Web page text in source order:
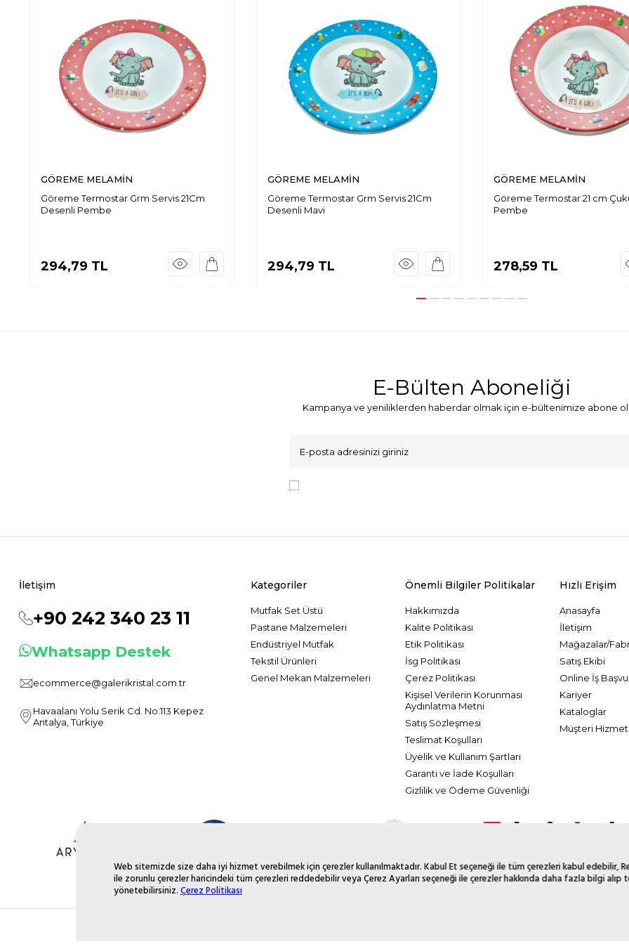
Web sitemizde size daha iyi hizmet verebilmek için çerezler kullanılmaktadır. Kabul Et seçeneği ile tüm çerezleri kabul edebilir,
ile zorunlu çerezler haricindeki tüm çerezleri reddedebilir veya Çerez Ayarları seçeneği ile çerezler hakkında daha fazla bilgi alıp
yönetebilirsiniz.Çerez Politikası
GÖREME MELAMİN
Göreme Termostar Grm Servis 21Cm
Desenli Pembe
294,79 TL
GÖREME MELAMİN
Göreme Termostar Grm Servis 21Cm
Desenli Mavi
294,79 TL
GÖREME MELAMİN
Göreme Termostar 21 cm
Pembe
278,59 TL
E-Bülten Aboneliği
Kampanya ve yeniliklerden haberdar olmak için e-bültenimize abone
İletişim
+90 242 340 23 11
Whatsapp Destek
ecommerce@galerikristal.com.tr
Havaalanı Yolu Serik Cd. No:113 Kepez
Antalya, Türkiye
Kategoriler
Mutfak Set Üstü
Pastane Malzemeleri
Endüstriyel Mutfak
Tekstil Ürünleri
Genel Mekan Malzemeleri
Önemli Bilgiler Politikalar
Hakkımızda
Kalite Politikası
Etik Politikası
İsg Politikası
Çerez Politikası
Kişisel Verilerin Korunması
Aydınlatma Metni
Satış Sözleşmesi
Teslimat Koşulları
Üyelik ve Kullanım Şartları
Garanti ve İade Koşulları
Gizlilik ve Ödeme Güvenliği
Hızlı Erişim
Anasayfa
İletişim
Mağazalar/
Satış Ekibi
Online İş
Kariyer
Kataloglar
Müşteri